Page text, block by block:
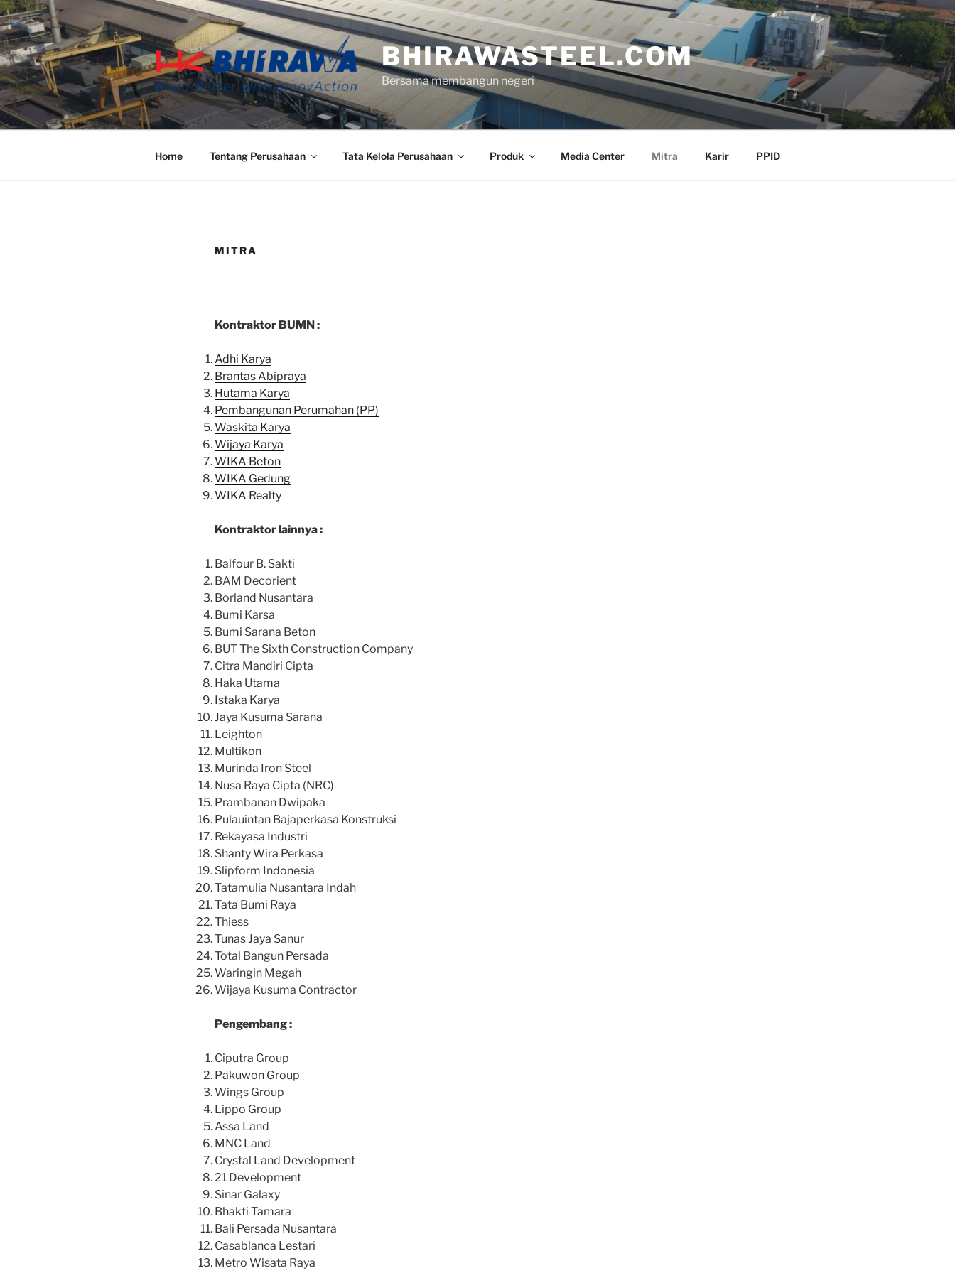
BHIRAWASTEEL.COM
Bersama membangun negeri
Home Tentang Perusahaan Tata Kelola Perusahaan Produk Media Center Mitra Karir PPID
MITRA
Kontraktor BUMN :
Adhi Karya
Brantas Abipraya
Hutama Karya
Pembangunan Perumahan (PP)
Waskita Karya
Wijaya Karya
WIKA Beton
WIKA Gedung
WIKA Realty
Kontraktor lainnya :
Balfour B. Sakti
BAM Decorient
Borland Nusantara
Bumi Karsa
Bumi Sarana Beton
BUT The Sixth Construction Company
Citra Mandiri Cipta
Haka Utama
Istaka Karya
Jaya Kusuma Sarana
Leighton
Multikon
Murinda Iron Steel
Nusa Raya Cipta (NRC)
Prambanan Dwipaka
Pulauintan Bajaperkasa Konstruksi
Rekayasa Industri
Shanty Wira Perkasa
Slipform Indonesia
Tatamulia Nusantara Indah
Tata Bumi Raya
Thiess
Tunas Jaya Sanur
Total Bangun Persada
Waringin Megah
Wijaya Kusuma Contractor
Pengembang :
Ciputra Group
Pakuwon Group
Wings Group
Lippo Group
Assa Land
MNC Land
Crystal Land Development
21 Development
Sinar Galaxy
Bhakti Tamara
Bali Persada Nusantara
Casablanca Lestari
Metro Wisata Raya